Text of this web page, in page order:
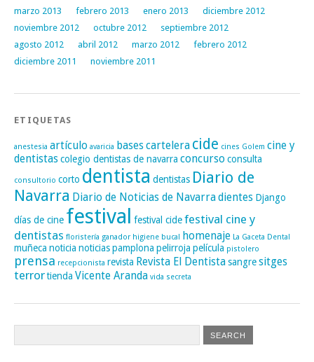
marzo 2013
febrero 2013 enero 2013
diciembre 2012
noviembre 2012
octubre 2012
septiembre 2012
agosto 2012
abril 2012 marzo 2012
febrero 2012
diciembre 2011
noviembre 2011
ETIQUETAS
anestesia artículo avaricia basescartelera cide cines Golem cine y
dentistascolegio dentistas de navarra concurso consulta
consultorio corto dentista dentistas Diario de
Navarra Diario de Noticias de Navarradientes Django
días de cine festival festival cidefestival cine y
dentistas floristería ganador higiene bucal homenaje La Gaceta Dental
muñeca noticia noticiaspamplona pelirroja película pistolero
prensa recepcionista revista Revista El Dentistasangresitges
terrortienda Vicente Aranda vida secreta